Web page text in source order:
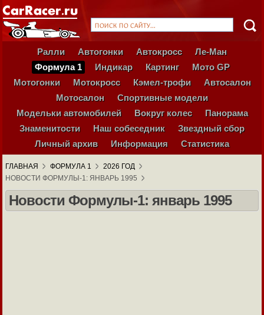
Ралли Автогонки Автокросс
Ле-Ман
Формула 1
Индикар Картинг
Мото GP
Мотогонки
Мотокросс Кэмел-трофи
Автосалон
Мотосалон
Спортивные модели
Модельки автомобилей
Вокруг колес
Панорама
Знаменитости
Наш собеседник
Звездный сбор
Личный архив
Информация Статистика
ГЛАВНАЯ ФОРМУЛА 1
2026 ГОД
НОВОСТИ ФОРМУЛЫ-1: ЯНВАРЬ 1995
Новости Формулы-1: январь 1995